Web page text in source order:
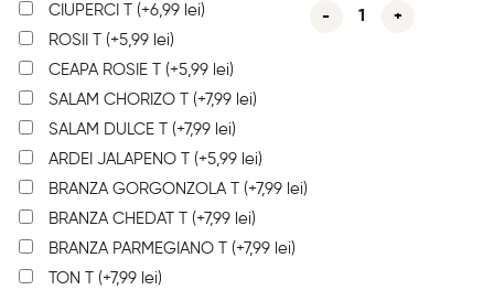
CIUPERCI T (+6,99 lei)
ROSII T (+5,99 lei)
CEAPA ROSIE T (+5,99 lei)
SALAM CHORIZO T (+7,99 lei)
SALAM DULCE T (+7,99 lei)
ARDEI JALAPENO T (+5,99 lei)
BRANZA GORGONZOLA T (+7,99 lei)
BRANZA CHEDAT T (+7,99 lei)
BRANZA PARMEGIANO T (+7,99 lei)
TON T (+7,99 lei)
- +